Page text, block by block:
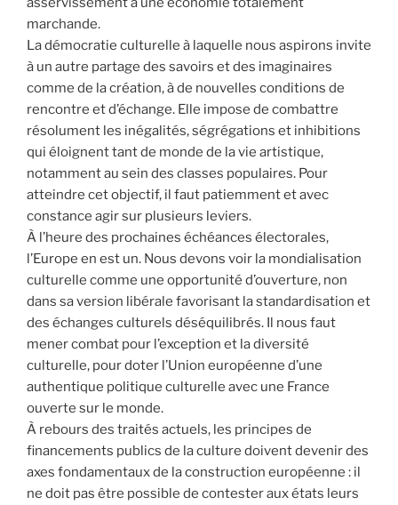
marchande.
La démocratie culturelle à laquelle nous aspirons invite
à un autre partage des savoirs et des imaginaires
comme de la création, à de nouvelles conditions de
rencontre et d’échange. Elle impose de combattre
résolument les inégalités, ségrégations et inhibitions
qui éloignent tant de monde de la vie artistique,
notamment au sein des classes populaires. Pour
atteindre cet objectif, il faut patiemment et avec
constance agir sur plusieurs leviers.
À l’heure des prochaines échéances électorales,
l’Europe en est un. Nous devons voir la mondialisation
culturelle comme une opportunité d’ouverture, non
dans sa version libérale favorisant la standardisation et
des échanges culturels déséquilibrés. Il nous faut
mener combat pour l’exception et la diversité
culturelle, pour doter l’Union européenne d’une
authentique politique culturelle avec une France
ouverte sur le monde.
À rebours des traités actuels, les principes de
financements publics de la culture doivent devenir des
axes fondamentaux de la construction européenne : il
ne doit pas être possible de contester aux états leurs